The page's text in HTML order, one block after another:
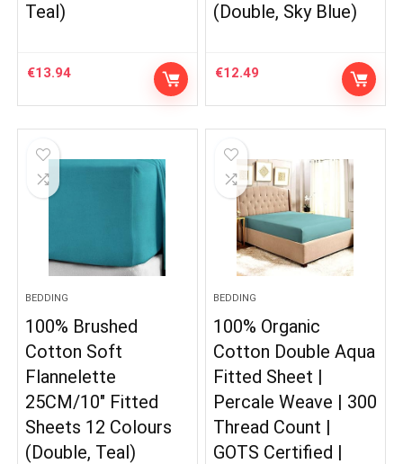
Teal)
€13.94
(Double, Sky Blue)
€12.49
BEDDING
100% Brushed
Cotton Soft
Flannelette
25CM/10″ Fitted
Sheets 12 Colours
(Double, Teal)
BEDDING
100% Organic
Cotton Double Aqua
Fitted Sheet |
Percale Weave | 300
Thread Count |
GOTS Certified |